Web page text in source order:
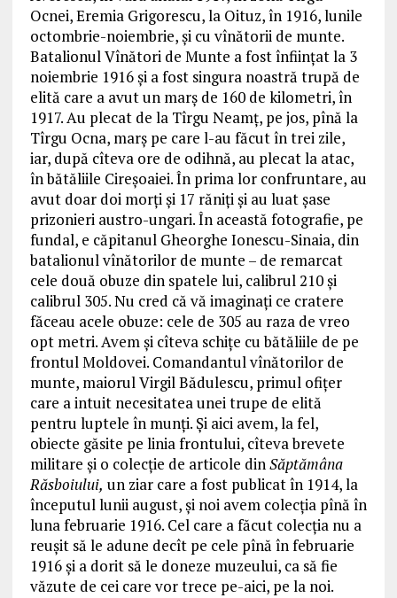
Ocnei, Eremia Grigorescu, la Oituz, în 1916, lunile
octombrie-noiembrie, și cu vînătorii de munte.
Batalionul Vînători de Munte a fost înființat la 3
noiembrie 1916 și a fost singura noastră trupă de
elită care a avut un marș de 160 de kilometri, în
1917. Au plecat de la Tîrgu Neamț, pe jos, pînă la
Tîrgu Ocna, marș pe care l-au făcut în trei zile,
iar, după cîteva ore de odihnă, au plecat la atac,
în bătăliile Cireșoaiei. În prima lor confruntare, au
avut doar doi morți și 17 răniți și au luat șase
prizonieri austro-ungari. În această fotografie, pe
fundal, e căpitanul Gheorghe Ionescu-Sinaia, din
batalionul vînătorilor de munte – de remarcat
cele două obuze din spatele lui, calibrul 210 și
calibrul 305. Nu cred că vă imaginați ce cratere
făceau acele obuze: cele de 305 au raza de vreo
opt metri. Avem și cîteva schițe cu bătăliile de pe
frontul Moldovei. Comandantul vînătorilor de
munte, maiorul Virgil Bădulescu, primul ofițer
care a intuit necesitatea unei trupe de elită
pentru luptele în munți. Și aici avem, la fel,
obiecte găsite pe linia frontului, cîteva brevete
militare și o colecție de articole dinSăptămâna
Răsboiului, un ziar care a fost publicat în 1914, la
începutul lunii august, și noi avem colecția pînă în
luna februarie 1916. Cel care a făcut colecția nu a
reușit să le adune decît pe cele pînă în februarie
1916 și a dorit să le doneze muzeului, ca să fie
văzute de cei care vor trece pe-aici, pe la noi.